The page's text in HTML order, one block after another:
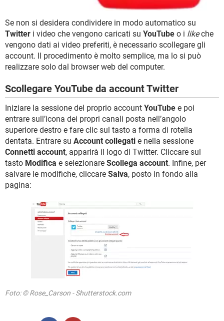
HARDWARE
Se non si desidera condividere in modo automatico su
Twitter i video che vengono caricati su YouTube o i likeche
vengono dati ai video preferiti, è necessario scollegare gli
account. Il procedimento è molto semplice, ma lo si può
realizzare solo dal browser web del computer.
Scollegare YouTube da account Twitter
Iniziare la sessione del proprio account YouTube e poi
entrare sull’icona dei propri canali posta nell’angolo
superiore destro e fare clic sul tasto a forma di rotella
dentata. Entrare su Account collegati e nella sessione
Connetti account, apparirà il logo di Twitter. Cliccare sul
tasto Modifica e selezionare Scollega account. Infine, per
salvare le modifiche, cliccare Salva, posto in fondo alla
pagina:
Foto: © Rose_Carson - Shutterstock.com